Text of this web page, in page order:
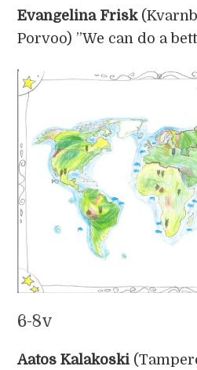
Evangelina Frisk
Porvoo) ”We can do a
6-8v
Aatos Kalakoski